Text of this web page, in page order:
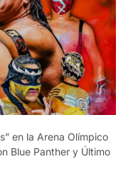
en la Arena Olímpico
Blue Panther y Último